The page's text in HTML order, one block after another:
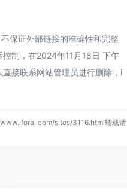
保证外部链接的准确性和完整
制，在2024年11月18日 下午
接联系网站管理员进行删除，i
sites/3116.html转载请